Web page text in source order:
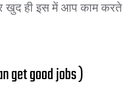
खुद ही इस में आप काम करते
get good jobs )